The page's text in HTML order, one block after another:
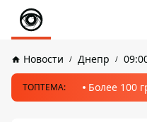
Новости Днепр
ТОПТЕМА: Более 100